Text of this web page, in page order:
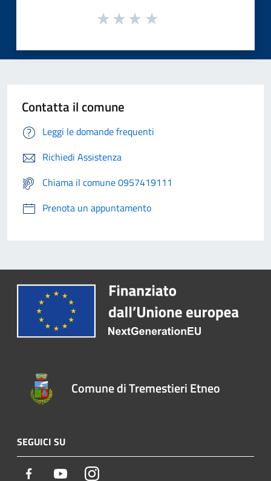
Contatta il comune
Leggi le domande frequenti
Richiedi Assistenza
Chiama il comune 0957419111
Prenota un appuntamento
Comune di Tremestieri Etneo
SEGUICI SU
Facebook YoutubeInstagram